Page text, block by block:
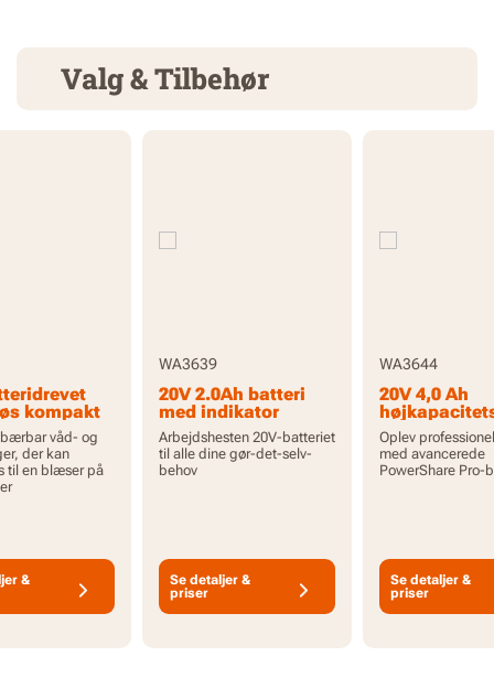
Valg & Tilbehør
kompakt
- kun
våd- og
der kan
til en blæser på
&
WA3639
20V 2.0Ah batteri
med indikator
Arbejdshesten 20V-batteriet
til alle dine gør-det-selv-
behov
Se detaljer &
priser
WA3644
20V 4,0 Ah
PowerShare
batteri med
indikator
Oplev
med avancerede
PowerShare Pro-
Se detaljer &
priser